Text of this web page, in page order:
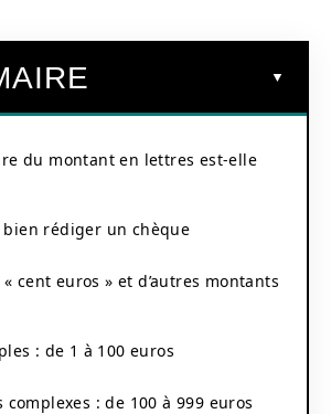
du montant en lettres est-elle
bien rédiger un chèque
cent euros » et d’autres montants
: de 1 à 100 euros
: de 100 à 999 euros